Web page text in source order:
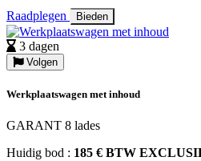
Raadplegen Bieden
3 dagen
Volgen
Werkplaatswagen met inhoud
GARANT 8 lades
Huidig bod : 185 € BTW